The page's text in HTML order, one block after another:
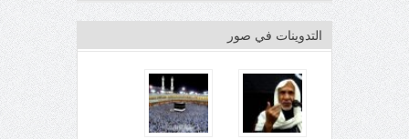
التدوينات في صور